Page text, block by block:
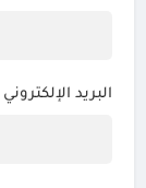
البريد الإلكتروني